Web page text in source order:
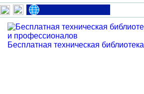
Бесплатная техническая библиотека